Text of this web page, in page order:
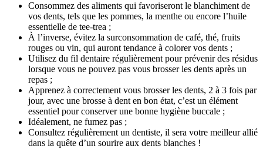
Consommez des aliments qui favoriseront le blanchiment de
vos dents, tels que les pommes, la menthe ou encore l’huile
essentielle de tee-trea ;
À l’inverse, évitez la surconsommation de café, thé, fruits
rouges ou vin, qui auront tendance à colorer vos dents ;
Utilisez du fil dentaire régulièrement pour prévenir des résidus
lorsque vous ne pouvez pas vous brosser les dents après un
repas ;
Apprenez à correctement vous brosser les dents, 2 à 3 fois par
jour, avec une brosse à dent en bon état, c’est un élément
essentiel pour conserver une bonne hygiène buccale ;
Idéalement, ne fumez pas ;
Consultez régulièrement un dentiste, il sera votre meilleur allié
dans la quête d’un sourire aux dents blanches !